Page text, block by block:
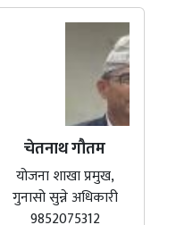
चेतनाथ गौतम
योजना शाखा प्रमुख,
गुनासो सुन्ने अधिकारी
9852075312